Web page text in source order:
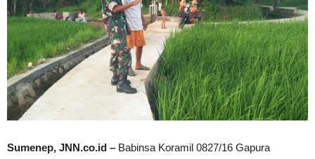
Sumenep, JNN.co.id – Babinsa Koramil 0827/16 Gapura